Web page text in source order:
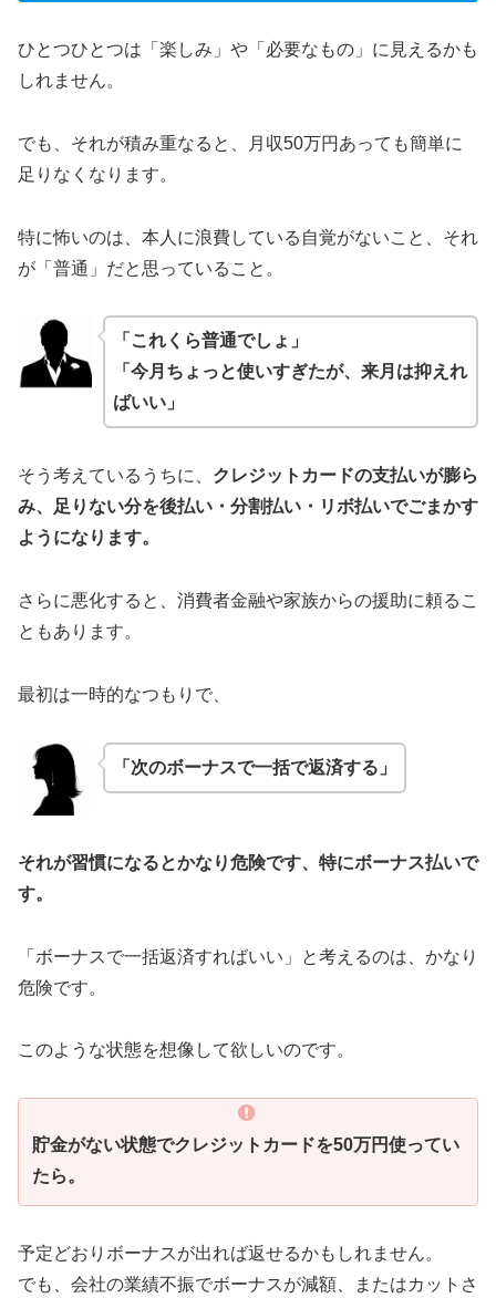
ひとつひとつは「楽しみ」や「必要なもの」に見えるかも
しれません。
でも、それが積み重なると、月収50万円あっても簡単に
足りなくなります。
特に怖いのは、本人に浪費している自覚がないこと、それ
が「普通」だと思っていること。
「これくら普通でしょ」
「今月ちょっと使いすぎたが、来月は抑えれ
ばいい」
そう考えているうちに、 クレジットカードの支払いが膨ら
み、足りない分を後払い・分割払い・リボ払いでごまかす
ようになります。
さらに悪化すると、消費者金融や家族からの援助に頼るこ
ともあります。
最初は一時的なつもりで、
「次のボーナスで一括で返済する」
それが習慣になるとかなり危険です、特にボーナス払いで
す。
「ボーナスで一括返済すればいい」と考えるのは、かなり
危険です。
このような状態を想像して欲しいのです。
貯金がない状態でクレジットカードを50万円使ってい
たら。
予定どおりボーナスが出れば返せるかもしれません。
でも、会社の業績不振でボーナスが減額、またはカットさ